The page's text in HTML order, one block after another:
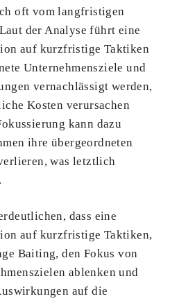
oft vom langfristigen
der Analyse führt eine
auf kurzfristige Taktiken
Unternehmensziele und
vernachlässigt werden,
Kosten verursachen
kann dazu
ihre übergeordneten
was letztlich
dass eine
auf kurzfristige Taktiken,
Baiting, den Fokus von
ablenken und
auf die